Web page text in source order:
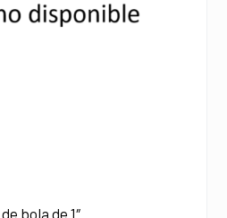
bola de 1″